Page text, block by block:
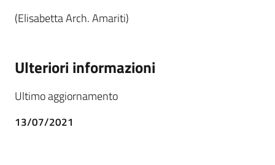
(Elisabetta Arch. Amariti)
Ulteriori informazioni
Ultimo aggiornamento
13/07/2021